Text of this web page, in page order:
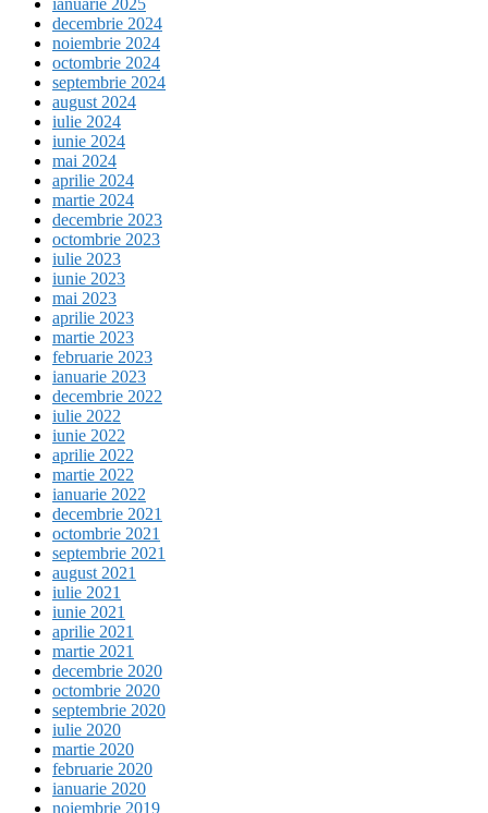
decembrie 2024
noiembrie 2024
octombrie 2024
septembrie 2024
august 2024
iulie 2024
iunie 2024
mai 2024
aprilie 2024
martie 2024
decembrie 2023
octombrie 2023
iulie 2023
iunie 2023
mai 2023
aprilie 2023
martie 2023
februarie 2023
ianuarie 2023
decembrie 2022
iulie 2022
iunie 2022
aprilie 2022
martie 2022
ianuarie 2022
decembrie 2021
octombrie 2021
septembrie 2021
august 2021
iulie 2021
iunie 2021
aprilie 2021
martie 2021
decembrie 2020
octombrie 2020
septembrie 2020
iulie 2020
martie 2020
februarie 2020
ianuarie 2020
noiembrie 2019